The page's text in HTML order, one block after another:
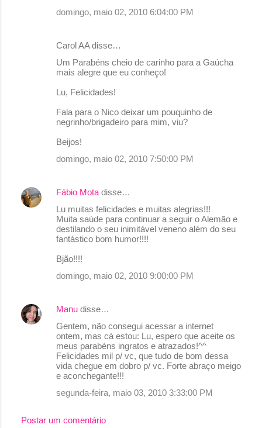
domingo, maio 02, 2010 6:04:00 PM
Carol AA disse…
Um Parabéns cheio de carinho para a Gaúcha
mais alegre que eu conheço!
Lu, Felicidades!
Fala para o Nico deixar um pouquinho de
negrinho/brigadeiro para mim, viu?
Beijos!
domingo, maio 02, 2010 7:50:00 PM
Fábio Mota disse…
Lu muitas felicidades e muitas alegrias!!!
Muita saúde para continuar a seguir o Alemão e
destilando o seu inimitável veneno além do seu
fantástico bom humor!!!!
Bjão!!!!
domingo, maio 02, 2010 9:00:00 PM
Manu disse…
Gentem, não consegui acessar a internet
ontem, mas cá estou: Lu, espero que aceite os
meus parabéns ingratos e atrazados!^^
Felicidades mil p/ vc, que tudo de bom dessa
vida chegue em dobro p/ vc. Forte abraço meigo
e aconchegante!!!
segunda-feira, maio 03, 2010 3:33:00 PM
Postar um comentário